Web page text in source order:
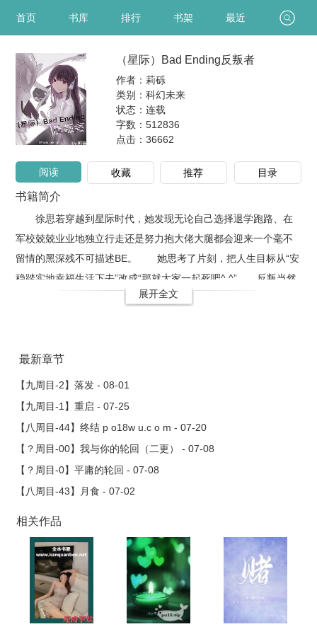
首页 书库 排行 书架 最近
（星际）Bad Ending反叛者
作者：莉砾
类别：科幻未来
状态：连载
字数：512836
点击： 36662
阅读 收藏 推荐 目录
书籍简介
徐思若穿越到星际时代，她发现无论自己选择退学跑路、在
军校兢兢业业地独立行走还是努力抱大佬大腿都会迎来一个毫不
留情的黑深残不可描述BE。 她思考了片刻，把人生目标从“安
稳踏实地幸福生活下去”改成“那就大家一起死吧^ ^” 反叛当然
有代价，但她仍然决定夺回应有的未来。
展开全文
最新章节
【九周目-2】落发 - 08-01
【九周目-1】重启 - 07-25
【八周目-44】终结 p o18w u.c o m - 07-20
【？周目-00】我与你的轮回（二更） - 07-08
【？周目-0】平庸的轮回 - 07-08
【八周目-43】月食 - 07-02
相关作品